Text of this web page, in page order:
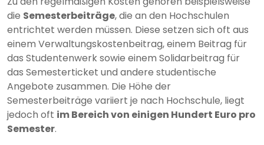
die Semesterbeiträge, die an den Hochschulen
entrichtet werden müssen. Diese setzen sich oft aus
einem Verwaltungskostenbeitrag, einem Beitrag für
das Studentenwerk sowie einem Solidarbeitrag für
das Semesterticket und andere studentische
Angebote zusammen. Die Höhe der
Semesterbeiträge variiert je nach Hochschule, liegt
jedoch oft im Bereich von einigen Hundert Euro pro
Semester.